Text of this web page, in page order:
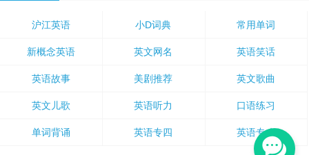
沪江英语 小D词典 常用单词
新概念英语 英文网名 英语笑话
英语故事 美剧推荐 英文歌曲
英文儿歌 英语听力 口语练习
单词背诵 英语专四 英语专八